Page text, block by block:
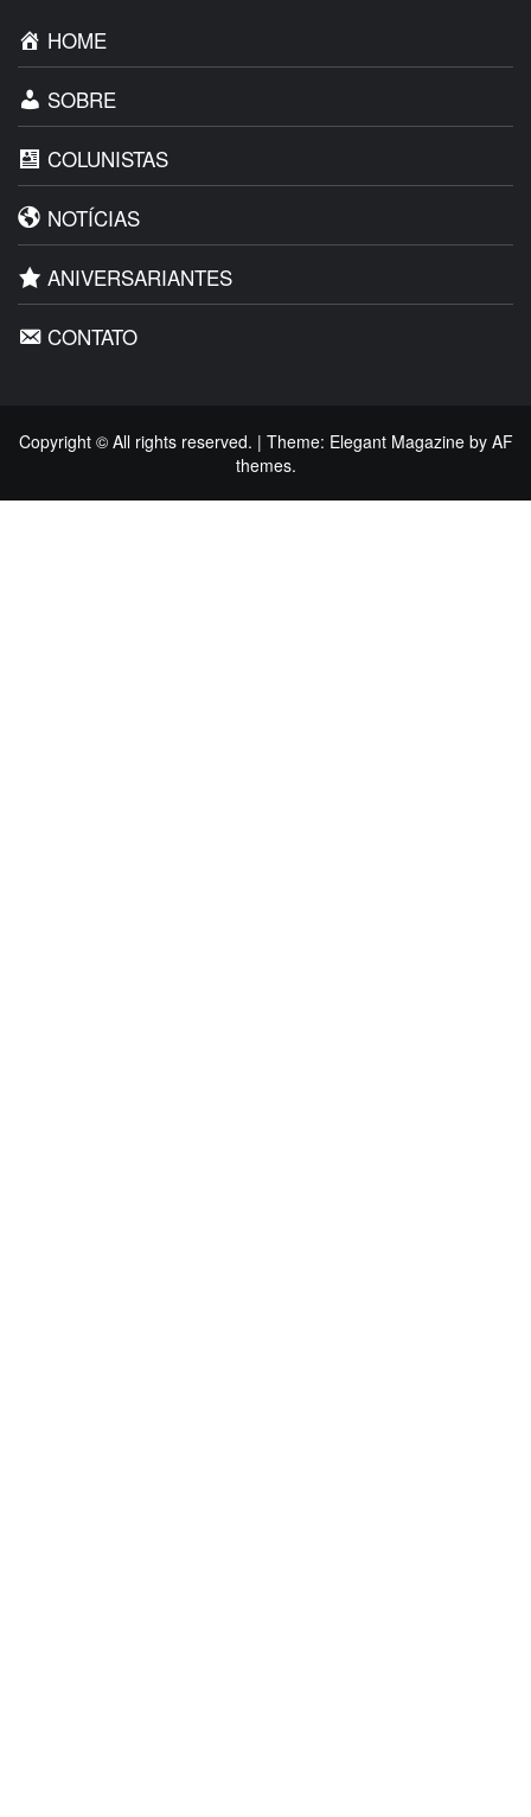
HOME
SOBRE
COLUNISTAS
NOTÍCIAS
ANIVERSARIANTES
CONTATO
Copyright © All rights reserved. | Theme: Elegant Magazineby AF
themes.